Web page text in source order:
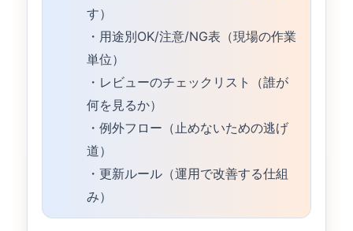
す）
・用途別OK/注意/NG表（現場の作業
単位）
・レビューのチェックリスト（誰が
何を見るか）
・例外フロー（止めないための逃げ
道）
・更新ルール（運用で改善する仕組
み）